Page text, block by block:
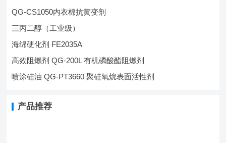
QG-CS1050内衣棉抗黄变剂
三丙二醇（工业级）
海绵硬化剂 FE2035A
高效阻燃剂 QG-200L 有机磷酸酯阻燃剂
喷涂硅油 QG-PT3660 聚硅氧烷表面活性剂
产品推荐